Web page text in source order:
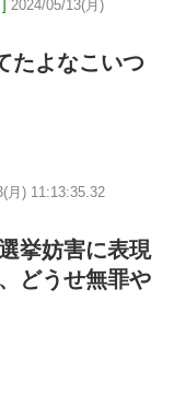
2024/05/13(月)
たよなこいつ
月) 11:13:35.32
挙妨害に表現
どうせ無罪や